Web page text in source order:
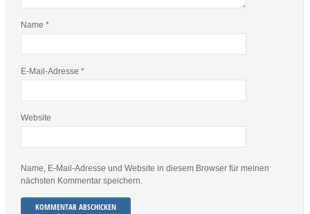
Name *
E-Mail-Adresse *
Website
Name, E-Mail-Adresse und Website in diesem Browser für meinen
nächsten Kommentar speichern.